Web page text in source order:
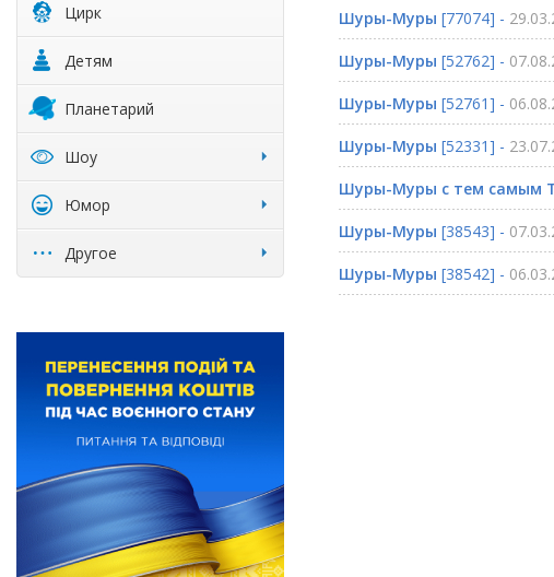
Цирк
Детям
Планетарий
Шоу
Юмор
Другое
Шуры-Муры [77074] -
Шуры-Муры [52762] -
Шуры-Муры [52761] -
Шуры-Муры [52331] -
Шуры-Муры с тем самым
Шуры-Муры [38543] -
Шуры-Муры [38542] -